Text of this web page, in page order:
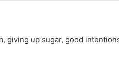
giving up sugar, good